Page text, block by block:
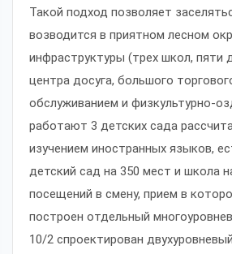
Такой подход позволяет
возводится в приятном лесном
инфраструктуры (трех школ, пяти
центра досуга, большого
обслуживанием и физкультурно-
работают 3 детских сада
изучением иностранных языков,
детский сад на 350 мест и школа
посещений в смену, прием в
построен отдельный
10/2 спроектирован